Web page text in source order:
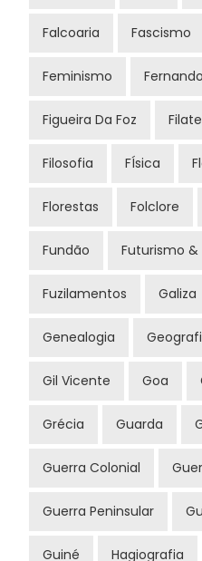
Falcoaria Fascismo
Feminismo
Figueira Da Foz
Filosofia FÍsica
Florestas Folclore
Fundão Futurismo
Fuzilamentos Galiza
Genealogia
Gil Vicente Goa
Grécia Guarda
Guerra Colonial
Guerra Peninsular
Guiné Hagiografia